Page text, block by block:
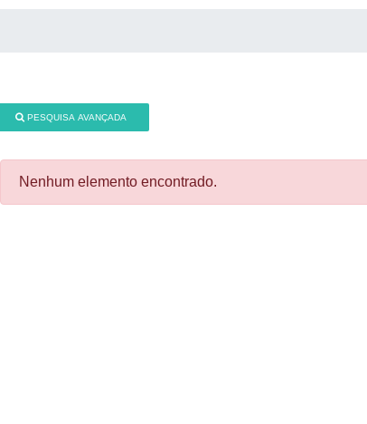
PESQUISA AVANÇADA
Nenhum elemento encontrado.